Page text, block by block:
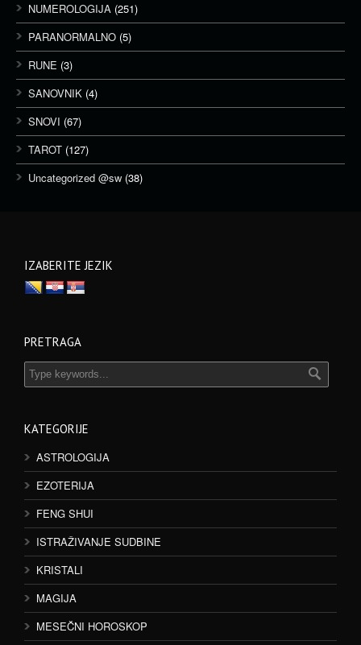
NUMEROLOGIJA (251)
PARANORMALNO (5)
RUNE (3)
SANOVNIK (4)
SNOVI (67)
TAROT (127)
Uncategorized @sw (38)
IZABERITE JEZIK
PRETRAGA
KATEGORIJE
ASTROLOGIJA
EZOTERIJA
FENG SHUI
ISTRAŽIVANJE SUDBINE
KRISTALI
MAGIJA
MESEČNI HOROSKOP